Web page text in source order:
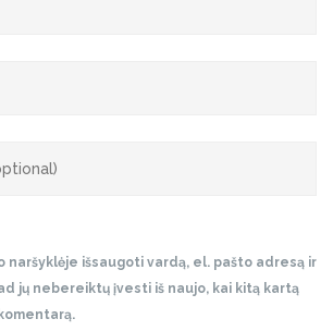
naršyklėje išsaugoti vardą, el. pašto adresą ir
jų nebereiktų įvesti iš naujo, kai kitą kartą